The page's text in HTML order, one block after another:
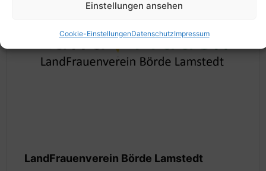
Einstellungen ansehen
Cookie-EinstellungenDatenschutzImpressum
LandFrauenverein Börde Lamstedt